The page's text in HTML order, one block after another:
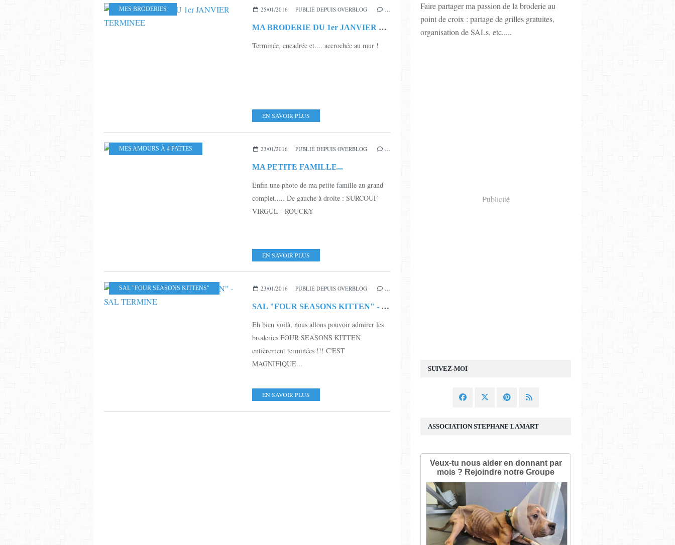
MES BRODERIES 25/01/2016 PUBLIÉ DEPUIS OVERBLOG …
MA BRODERIE DU 1er JANVIER TERMINEE
Terminée, encadrée et.... accrochée au mur !
EN SAVOIR PLUS
MES AMOURS À 4 PATTES 23/01/2016 PUBLIÉ DEPUIS OVERBLOG …
MA PETITE FAMILLE...
Enfin une photo de ma petite famille au grand
complet..... De gauche à droite : SURCOUF -
VIRGUL - ROUCKY
EN SAVOIR PLUS
SAL "FOUR SEASONS KITTENS" 23/01/2016 PUBLIÉ DEPUIS OVERBLOG …
SAL "FOUR SEASONS KITTEN" - SAL TERMINE
Eh bien voilà, nous allons pouvoir admirer les
broderies FOUR SEASONS KITTEN
entièrement terminées !!! C'EST
MAGNIFIQUE...
EN SAVOIR PLUS
SUIVEZ-MOI
Faire partager ma passion de la broderie au
point de croix : partage de grilles gratuites,
organisation de SALs, etc.....
Publicité
ASSOCIATION STEPHANE LAMART